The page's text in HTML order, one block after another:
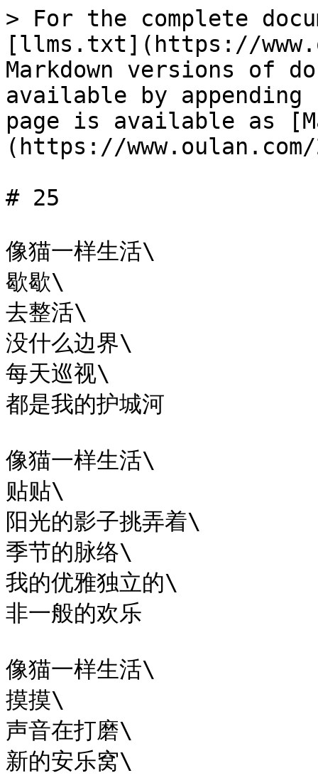
> For the complete
[llms.txt](https://
Markdown versions of
available by
page is available as
(https://
# 25
像猫一样生活\
歇歇\
去整活\
没什么边界\
每天巡视\
都是我的护城河
像猫一样生活\
贴贴\
阳光的影子挑弄着\
季节的脉络\
我的优雅独立的\
非一般的欢乐
像猫一样生活\
摸摸\
声音在打磨\
新的安乐窝\